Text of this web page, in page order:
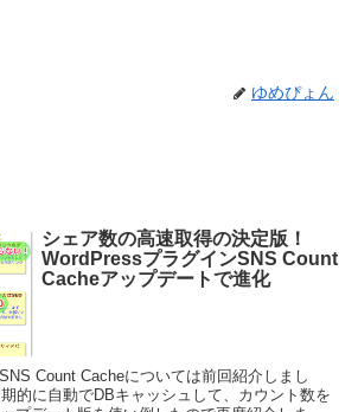
ゆめぴょん
シェア数の高速取得の決定版！
WordPressプラグインSNS Count
Cacheアップデートで進化
Count Cacheについては前回紹介しまし
的に自動でDBキャッシュして、カウント数を